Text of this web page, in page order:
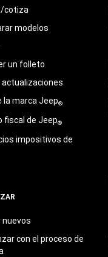
cotiza
modelos
un folleto
actualizaciones
la marca Jeep®
fiscal de Jeep®
impositivos de
nuevos
con el proceso de